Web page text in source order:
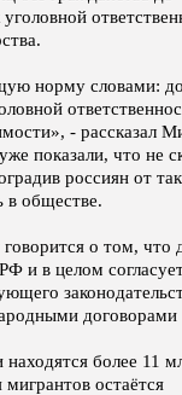
норму словами:
- рассказал
показали, что не
россиян от
в обществе.
о том, что
и в целом
более 11
остаётся